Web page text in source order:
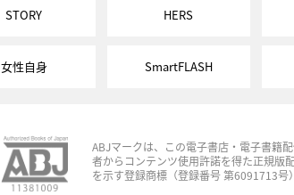
STORY HERS
女性自身 SmartFLASH
ABJマークは、この電子書店・電子書籍
者からコンテンツ使用許諾を得た正規版
を示す登録商標（登録番号 第6091713号